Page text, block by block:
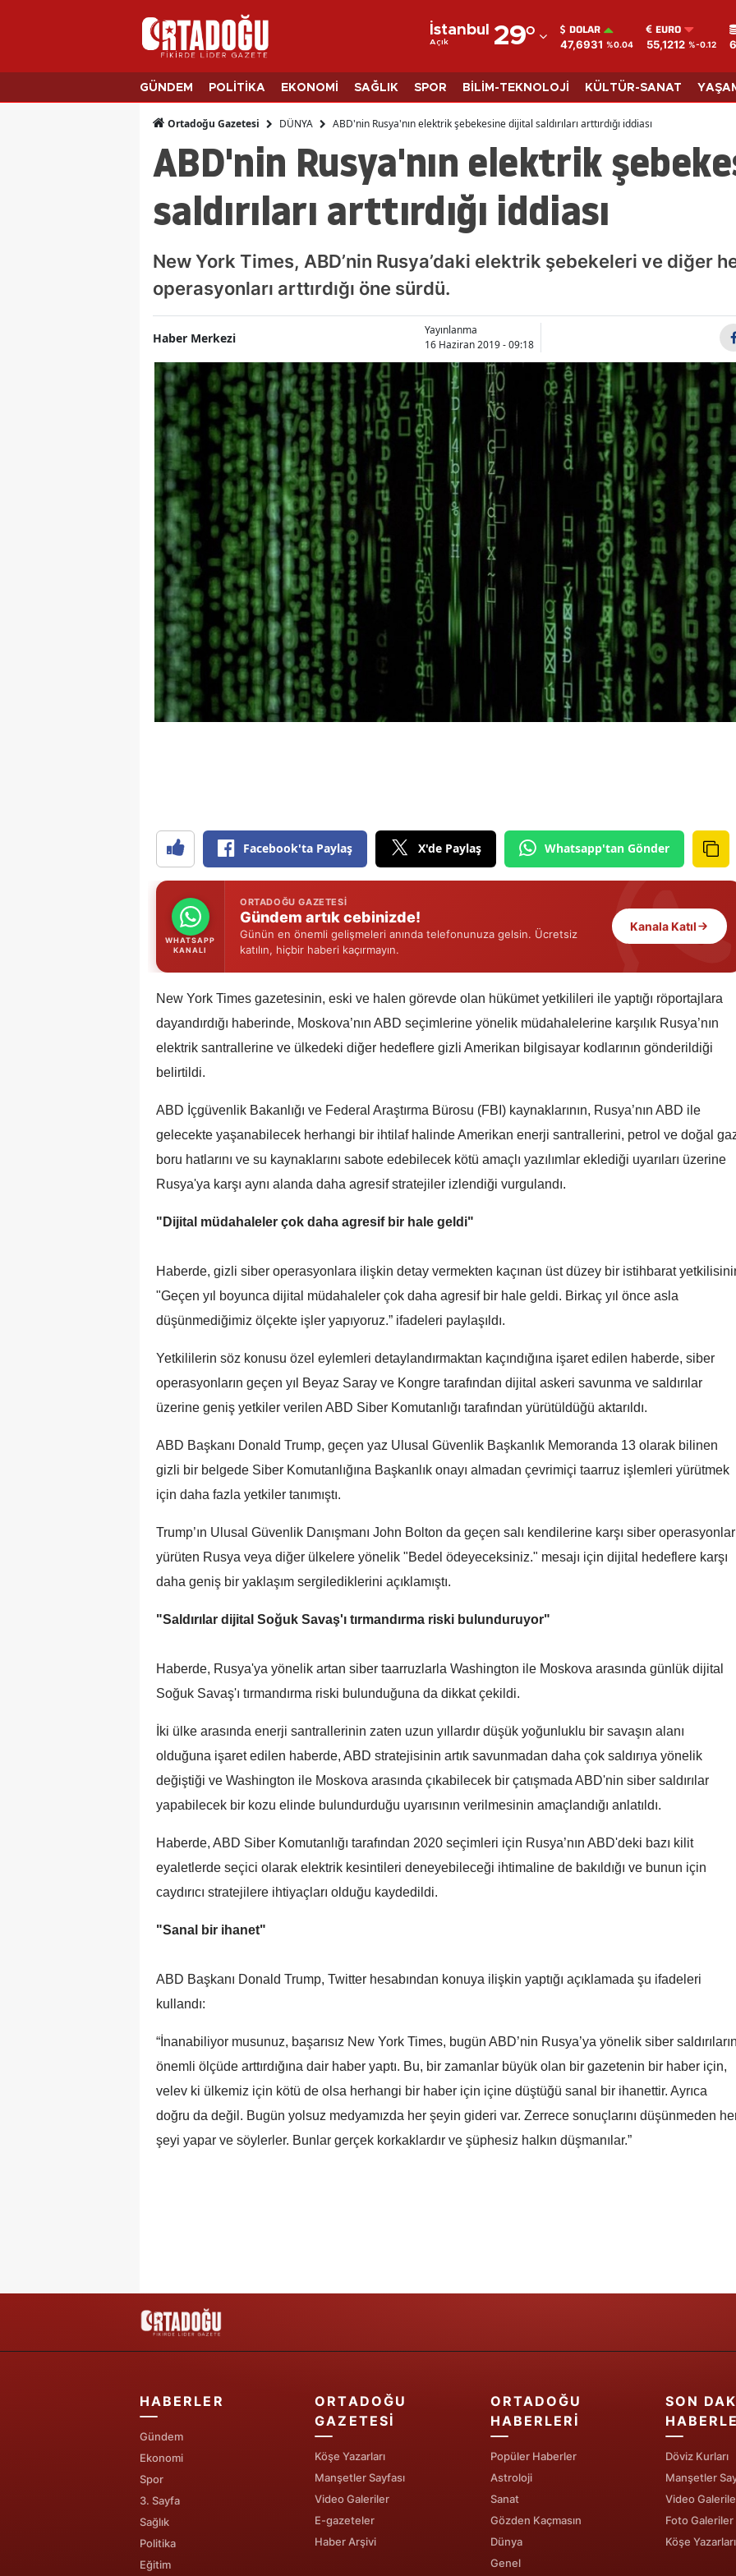
İstanbul
Açık 29°
Adana
Adıyaman
Afyonkarahisar
Ankara
Antalya
Aydın
Balıkesir
Bilecik
Bingöl
Bitlis
Bolu
Burdur
Bursa
Çanakkale
Çankırı
Çorum
Denizli
Diyarbakır
Erzurum
Gümüşhane
Hakkari
Mersin
İstanbul
İzmir
Kars
Kayseri
Kırklareli
Kırşehir
Kütahya
Manisa
Kahramanmaraş
Muş
Nevşehir
Niğde
Rize
Sakarya
Samsun
Tokat
Trabzon
Tunceli
Şanlıurfa
Kırıkkale
Ardahan
DOLAR
47,6931 %0.04
EURO
55,1212 %-0.12
GÜNDEM POLİTİKA EKONOMİ SAĞLIK SPOR BİLİM-TEKNOLOJİ KÜLTÜR-SANAT
Ortadoğu Gazetesi DÜNYA ABD'nin Rusya'nın elektrik şebekesine dijital saldırıları arttırdığı iddiası
ABD'nin Rusya'nın elektrik
saldırıları arttırdığı iddiası
New York Times, ABD’nin Rusya’daki elektrik şebekeleri ve diğer
operasyonları arttırdığı öne sürdü.
Haber Merkezi
Yayınlanma
16 Haziran 2019 - 09:18
Facebook'ta Paylaş X'de Paylaş Whatsapp'tan Gönder
WHATSAPP
KANALI
ORTADOĞU GAZETESI
Gündem artık cebinizde!
Günün en önemli gelişmeleri anında telefonunuza gelsin. Ücretsiz
katılın, hiçbir haberi kaçırmayın.
Kanala Katıl
New York Times gazetesinin, eski ve halen görevde olan hükümet yetkilileri ile yaptığı röportajlara
dayandırdığı haberinde, Moskova’nın ABD seçimlerine yönelik müdahalelerine karşılık Rusya’nın
elektrik santrallerine ve ülkedeki diğer hedeflere gizli Amerikan bilgisayar kodlarının gönderildiği
belirtildi.
ABD İçgüvenlik Bakanlığı ve Federal Araştırma Bürosu (FBI) kaynaklarının, Rusya’nın ABD ile
gelecekte yaşanabilecek herhangi bir ihtilaf halinde Amerikan enerji santrallerini, petrol ve doğal
boru hatlarını ve su kaynaklarını sabote edebilecek kötü amaçlı yazılımlar eklediği uyarıları üzerine
Rusya'ya karşı aynı alanda daha agresif stratejiler izlendiği vurgulandı.
"Dijital müdahaleler çok daha agresif bir hale geldi"
Haberde, gizli siber operasyonlara ilişkin detay vermekten kaçınan üst düzey bir istihbarat
"Geçen yıl boyunca dijital müdahaleler çok daha agresif bir hale geldi. Birkaç yıl önce asla
düşünmediğimiz ölçekte işler yapıyoruz.” ifadeleri paylaşıldı.
Yetkililerin söz konusu özel eylemleri detaylandırmaktan kaçındığına işaret edilen haberde, siber
operasyonların geçen yıl Beyaz Saray ve Kongre tarafından dijital askeri savunma ve saldırılar
üzerine geniş yetkiler verilen ABD Siber Komutanlığı tarafından yürütüldüğü aktarıldı.
ABD Başkanı Donald Trump, geçen yaz Ulusal Güvenlik Başkanlık Memoranda 13 olarak bilinen
gizli bir belgede Siber Komutanlığına Başkanlık onayı almadan çevrimiçi taarruz işlemleri yürütmek
için daha fazla yetkiler tanımıştı.
Trump’ın Ulusal Güvenlik Danışmanı John Bolton da geçen salı kendilerine karşı siber operasyonlar
yürüten Rusya veya diğer ülkelere yönelik "Bedel ödeyeceksiniz." mesajı için dijital hedeflere karşı
daha geniş bir yaklaşım sergilediklerini açıklamıştı.
"Saldırılar dijital Soğuk Savaş'ı tırmandırma riski bulunduruyor"
Haberde, Rusya'ya yönelik artan siber taarruzlarla Washington ile Moskova arasında günlük dijital
Soğuk Savaş'ı tırmandırma riski bulunduğuna da dikkat çekildi.
İki ülke arasında enerji santrallerinin zaten uzun yıllardır düşük yoğunluklu bir savaşın alanı
olduğuna işaret edilen haberde, ABD stratejisinin artık savunmadan daha çok saldırıya yönelik
değiştiği ve Washington ile Moskova arasında çıkabilecek bir çatışmada ABD'nin siber saldırılar
yapabilecek bir kozu elinde bulundurduğu uyarısının verilmesinin amaçlandığı anlatıldı.
Haberde, ABD Siber Komutanlığı tarafından 2020 seçimleri için Rusya’nın ABD'deki bazı kilit
eyaletlerde seçici olarak elektrik kesintileri deneyebileceği ihtimaline de bakıldığı ve bunun için
caydırıcı stratejilere ihtiyaçları olduğu kaydedildi.
"Sanal bir ihanet"
ABD Başkanı Donald Trump, Twitter hesabından konuya ilişkin yaptığı açıklamada şu ifadeleri
kullandı:
“İnanabiliyor musunuz, başarısız New York Times, bugün ABD’nin Rusya’ya yönelik siber
önemli ölçüde arttırdığına dair haber yaptı. Bu, bir zamanlar büyük olan bir gazetenin bir haber için,
velev ki ülkemiz için kötü de olsa herhangi bir haber için içine düştüğü sanal bir ihanettir. Ayrıca
doğru da değil. Bugün yolsuz medyamızda her şeyin gideri var. Zerrece sonuçlarını düşünmeden
şeyi yapar ve söylerler. Bunlar gerçek korkaklardır ve şüphesiz halkın düşmanılar.”
Ömer Çelik'ten
'Terörsüz Türkiye'
açıklaması: "En
kritik aşa...
Yeni Parti
Başkanı
Özalper
alındı
Cumhurbaşkanı
Erdoğan'dan 'Çerçeve
Yasa' açıklaması: "Milli
Cumhurbaşkanı
Erdoğan'dan
Yasa' açıklaması:
HABERLER
Gündem
Ekonomi
Spor
3. Sayfa
Sağlık
Politika
Eğitim
ORTADOĞU
GAZETESI
Köşe Yazarları
Manşetler Sayfası
Video Galeriler
E-gazeteler
Haber Arşivi
ORTADOĞU
HABERLERI
Popüler Haberler
Astroloji
Sanat
Gözden Kaçmasın
Dünya
Genel
SON
Döviz Kurları
Manşetler
Video
Foto Galeriler
Köşe Yazarları